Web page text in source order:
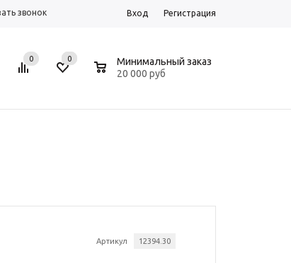
звонок Вход Регистрация
0 0
Минимальный заказ
20 000 руб
Артикул 12394.30